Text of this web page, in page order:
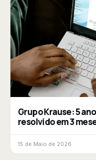
Grupo Krause: 5
resolvido em 3
15 de Maio de 2026